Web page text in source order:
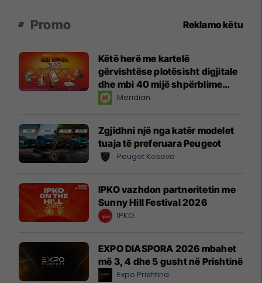
Promo Reklamo këtu
Këtë herë me kartelë
gërvishtëse plotësisht digjitale
dhe mbi 40 mijë shpërblime
instant!Meridian
Zgjidhni një nga katër modelet
tuaja të preferuara Peugeot
Peugot Kosova
IPKO vazhdon partneritetin me
Sunny Hill Festival 2026
IPKO
EXPO DIASPORA 2026 mbahet
më 3, 4 dhe 5 gusht në Prishtinë
Expo Prishtina